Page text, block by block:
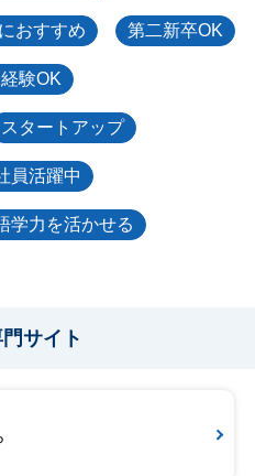
おすすめ 第二新卒OK
験OK
スタートアップ
員活躍中
学力を活かせる
サイト